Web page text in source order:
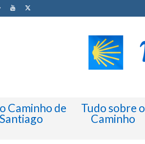
Caminho de
Santiago
Tudo sobre o
Caminho